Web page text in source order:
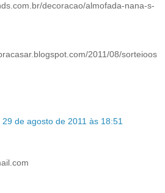
decoracao/almofada-nana-s-
2011/08/sorteioos
29 de agosto de 2011 às 18:51